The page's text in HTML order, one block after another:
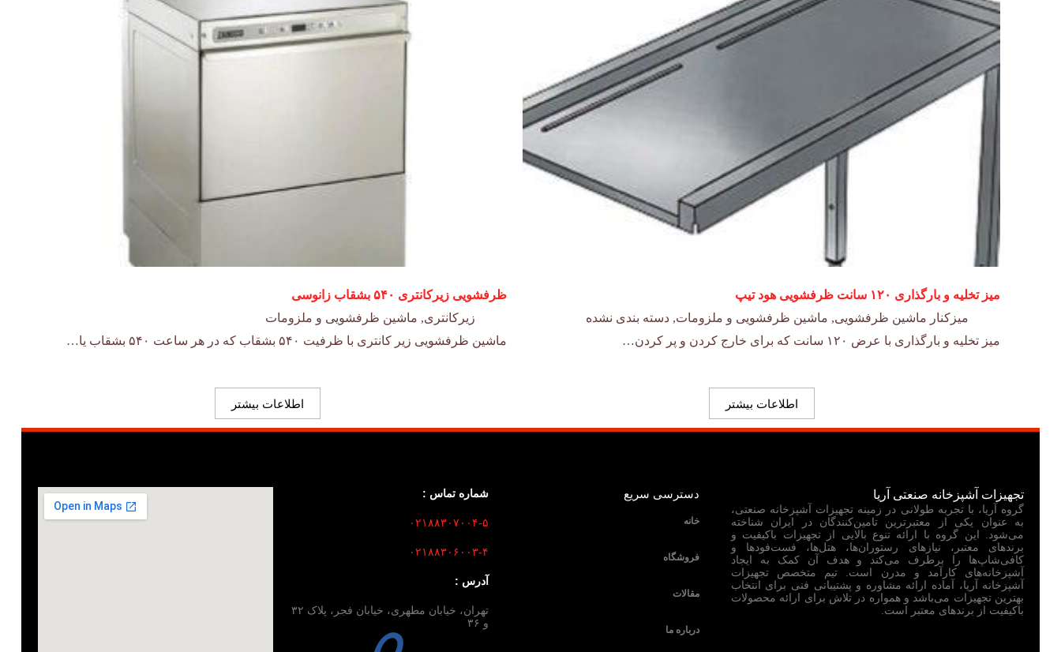
میز تخلیه و بارگذاری ۱۲۰ سانت ظرفشویی هود تیپ
میزکنار ماشین ظرفشویی, ماشین ظرفشویی و ملزومات, دسته بندی نشده
میز تخلیه و بارگذاری با عرض ۱۲۰ سانت که برای خارج کردن و پر کردن…
اطلاعات بیشتر
ظرفشویی زیرکانتری ۵۴۰ بشقاب زانوسی
زیرکانتری, ماشین ظرفشویی و ملزومات
ماشین ظرفشویی زیر کانتری با ظرفیت ۵۴۰ بشقاب که در هر ساعت ۵۴۰ بشقاب یا…
اطلاعات بیشتر
تجهیزات آشپزخانه صنعتی آریا
گروه آریا، با تجربه طولانی در زمینه تجهیزات آشپزخانه صنعتی،
به عنوان یکی از معتبرترین تامین‌کنندگان در ایران شناخته
می‌شود. این گروه با ارائه تنوع بالایی از تجهیزات باکیفیت و
برندهای معتبر، نیازهای رستوران‌ها، هتل‌ها، فست‌فودها و
کافی‌شاپ‌ها را برطرف می‌کند و هدف آن کمک به ایجاد
آشپزخانه‌های کارآمد و مدرن است. تیم متخصص تجهیزات
آشپزخانه آریا، آماده ارائه مشاوره و پشتیبانی فنی برای انتخاب
بهترین تجهیزات می‌باشد و همواره در تلاش برای ارائه محصولات
باکیفیت از برندهای معتبر است.
دسترسی سریع
خانه
فروشگاه
مقالات
درباره ما
شماره تماس :
۰۲۱۸۸۳۰۷۰۰۴-۵
۰۲۱۸۸۳۰۶۰۰۳-۴
آدرس :
تهران، خیابان مطهری، خیابان فجر، پلاک ۳۲
و ۳۶